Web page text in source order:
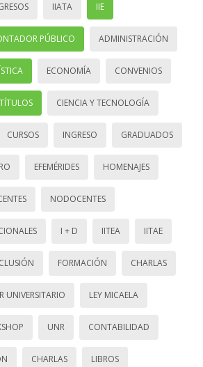
IIATA IIE
PÚBLICO ADMINISTRACIÓN
ECONOMÍA CONVENIOS
CIENCIA Y TECNOLOGÍA
CURSOS INGRESO GRADUADOS
EFEMÉRIDES HOMENAJES
NODOCENTES
I + D IITEA IITAE
FORMACIÓN CHARLAS
UNIVERSITARIO LEY MICAELA
UNR CONTABILIDAD
CHARLAS LIBROS